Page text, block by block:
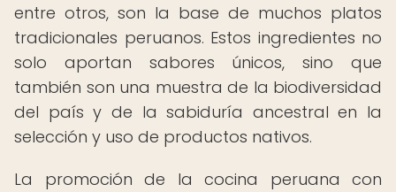
entre otros, son la base de muchos platos
tradicionales peruanos. Estos ingredientes no
solo aportan sabores únicos, sino que
también son una muestra de la biodiversidad
del país y de la sabiduría ancestral en la
selección y uso de productos nativos.
La promoción de la cocina peruana con